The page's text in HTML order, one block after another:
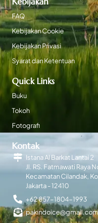
FAQ
Kebijakan Cookie
Kebijakan Privasi
Syarat dan Ketentuan
Quick Links
Buku
Tokoh
Fotografi
Kontak
Istana Al Barkat Lantai 2
Jl. RS. Fatmawati Raya
Kecamatan Cilandak,
Jakarta - 12410
+62 857-1804-1993
pakindoice@gmail.com